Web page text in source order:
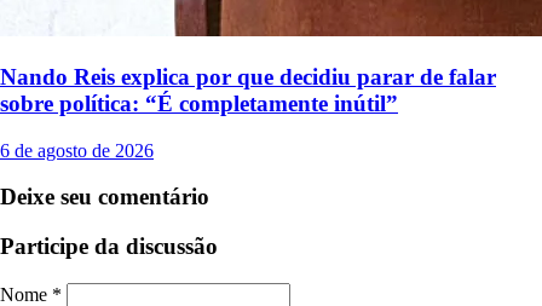
Nando Reis explica por que decidiu parar de falar
sobre política: “É completamente inútil”
6 de agosto de 2026
Deixe seu comentário
Participe da discussão
Nome *